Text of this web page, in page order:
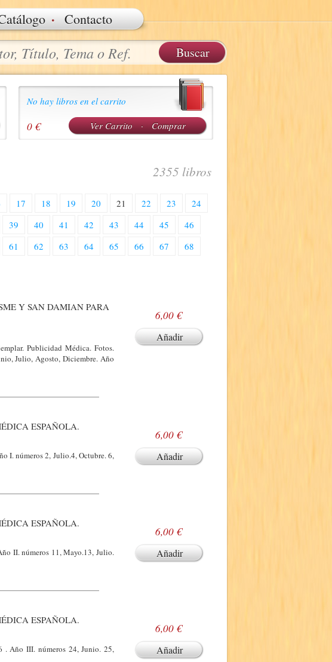
· Contacto
No hay libros en el carrito
Ver Carrito · Comprar
0 €
2355 libros
17 18 19 20 21 22 23
24
39 40 41 42 43 44 45
46
61 62 63 64 65 66 67
68
Y SAN DAMIAN PARA
Publicidad Médica. Fotos.
Julio, Agosto, Diciembre. Año
6,00 €
Añadir
ESPAÑOLA.
I. números 2, Julio.4, Octubre. 6,
6,00 €
Añadir
ESPAÑOLA.
II. números 11, Mayo.13, Julio.
6,00 €
Añadir
ESPAÑOLA.
. Año III. números 24, Junio. 25,
6,00 €
Añadir